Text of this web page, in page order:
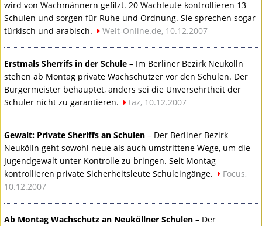
wird von Wachmännern gefilzt. 20 Wachleute kontrollieren 13
Schulen und sorgen für Ruhe und Ordnung. Sie sprechen sogar
türkisch und arabisch.
Welt-Online.de, 10.12.2007
Erstmals Sherrifs in der Schule – Im Berliner Bezirk Neukölln
stehen ab Montag private Wachschützer vor den Schulen. Der
Bürgermeister behauptet, anders sei die Unversehrtheit der
Schüler nicht zu garantieren.
taz, 10.12.2007
Gewalt: Private Sheriffs an Schulen – Der Berliner Bezirk
Neukölln geht sowohl neue als auch umstrittene Wege, um die
Jugendgewalt unter Kontrolle zu bringen. Seit Montag
kontrollieren private Sicherheitsleute Schuleingänge.
Focus,
10.12.2007
Ab Montag Wachschutz an Neuköllner Schulen – Der